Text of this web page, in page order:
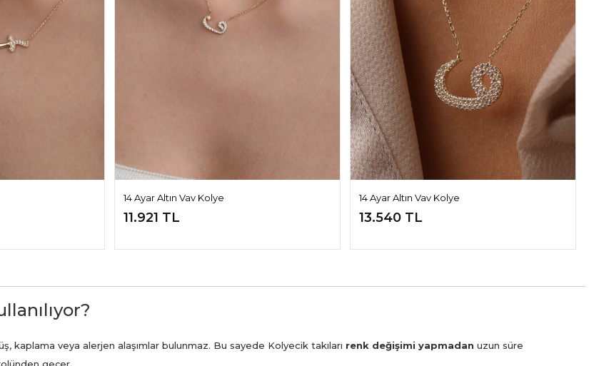
14 Ayar Altın Vav Kolye
11.921 TL
14 Ayar Altın Vav Kolye
13.540 TL
kaplama veya alerjen alaşımlar bulunmaz. Bu sayede Kolyecik takıları renk değişimi yapmadan uzun süre